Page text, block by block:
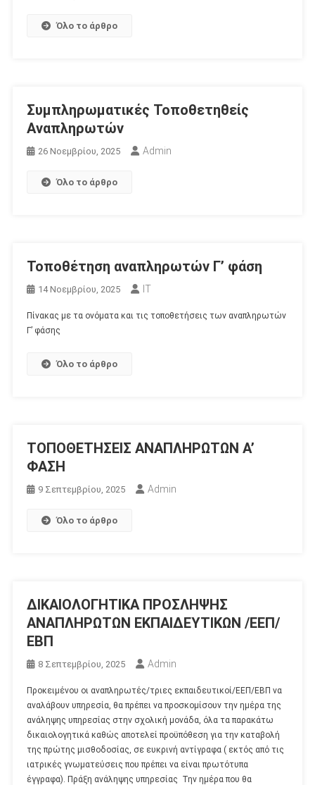
Όλο το άρθρο
Συμπληρωματικές Τοποθετηθείς
Αναπληρωτών
26 Νοεμβρίου, 2025 Admin
Όλο το άρθρο
Τοποθέτηση αναπληρωτών Γ’ φάση
14 Νοεμβρίου, 2025 IT
Πίνακας με τα ονόματα και τις τοποθετήσεις των αναπληρωτών
Γ’ φάσης
Όλο το άρθρο
ΤΟΠΟΘΕΤΗΣΕΙΣ ΑΝΑΠΛΗΡΩΤΩΝ Α’
ΦΑΣΗ
9 Σεπτεμβρίου, 2025 Admin
Όλο το άρθρο
ΔΙΚΑΙΟΛΟΓΗΤΙΚΑ ΠΡΟΣΛΗΨΗΣ
ΑΝΑΠΛΗΡΩΤΩΝ ΕΚΠΑΙΔΕΥΤΙΚΩΝ /ΕΕΠ/
ΕΒΠ
8 Σεπτεμβρίου, 2025 Admin
Προκειμένου οι αναπληρωτές/τριες εκπαιδευτικοί/ΕΕΠ/ΕΒΠ να
αναλάβουν υπηρεσία, θα πρέπει να προσκομίσουν την ημέρα της
ανάληψης υπηρεσίας στην σχολική μονάδα, όλα τα παρακάτω
δικαιολογητικά καθώς αποτελεί προϋπόθεση για την καταβολή
της πρώτης μισθοδοσίας, σε ευκρινή αντίγραφα ( εκτός από τις
ιατρικές γνωματεύσεις που πρέπει να είναι πρωτότυπα
έγγραφα). Πράξη ανάληψης υπηρεσίας Την ημέρα που θα